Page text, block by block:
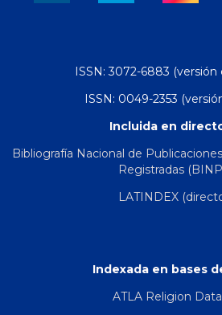
ISSN: 3072-6883 (versión
ISSN: 0049-2353
Incluida en
Bibliografía Nacional de
Registradas
LATINDEX
Indexada en bases
ATLA Religion